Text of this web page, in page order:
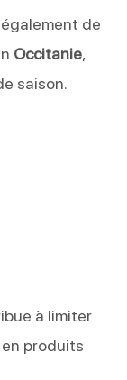
de
Occitanie,
saison.
à limiter
produits